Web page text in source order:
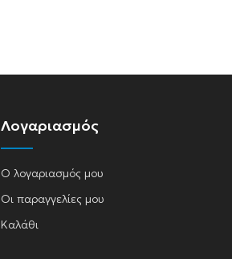
Λογαριασμός
Ο λογαριασμός μου
Οι παραγγελίες μου
Καλάθι